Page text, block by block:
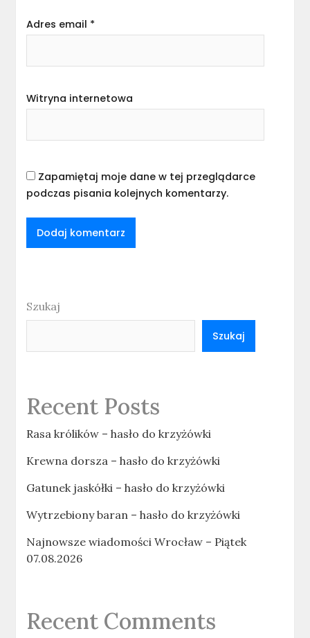
Adres email *
Witryna internetowa
Zapamiętaj moje dane w tej przeglądarce
podczas pisania kolejnych komentarzy.
Szukaj
Szukaj
Recent Posts
Rasa królików – hasło do krzyżówki
Krewna dorsza – hasło do krzyżówki
Gatunek jaskółki – hasło do krzyżówki
Wytrzebiony baran – hasło do krzyżówki
Najnowsze wiadomości Wrocław – Piątek
07.08.2026
Recent Comments